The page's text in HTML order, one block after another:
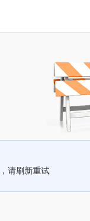
请刷新重试